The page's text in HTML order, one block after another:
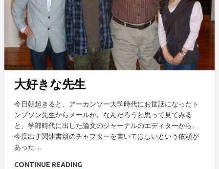
大好きな先生
今日朝起きると、アーカンソー大学時代にお世話になったト
ンプソン先生からメールが。なんだろうと思って見てみる
と、学部時代に出した論文のジャーナルのエディターから、
今度出す関連書籍のチャプターを書いてほしいという依頼が
あった…
CONTINUE READING